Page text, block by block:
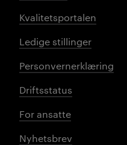
Kvalitetsportalen
Ledige stillinger
Personvernerklæring
Driftsstatus
For ansatte
Nyhetsbrev